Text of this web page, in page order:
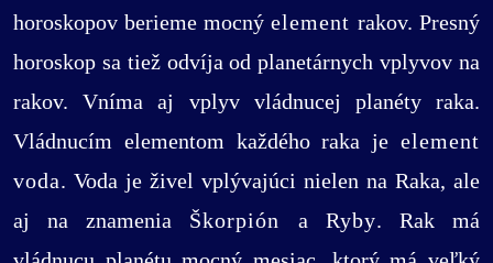
horoskopov berieme mocný element rakov. Presný
horoskop sa tiež odvíja od planetárnych vplyvov na
rakov. Vníma aj vplyv vládnucej planéty raka.
Vládnucím elementom každého raka je element
voda. Voda je živel vplývajúci nielen na Raka, ale
aj na znamenia Škorpión a Ryby. Rak má